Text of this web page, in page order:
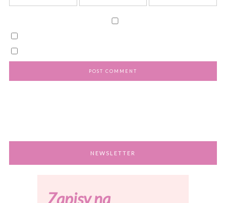
NEWSLETTER
Zapisy na